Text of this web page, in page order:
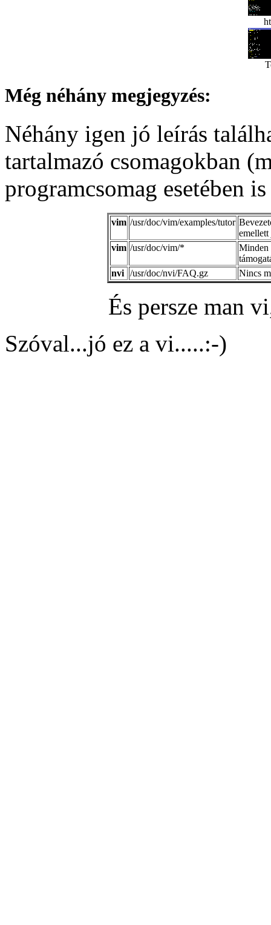
Még néhány megjegyzés:
Néhány igen jó leírás
tartalmazó csomagokban
programcsomag esetében
vim /usr/doc/vim/examples/tutor
vim /usr/doc/vim/*
Minden
nvi /usr/doc/nvi/FAQ.gz Nincs
És persze man
Szóval...jó ez a vi.....:-)